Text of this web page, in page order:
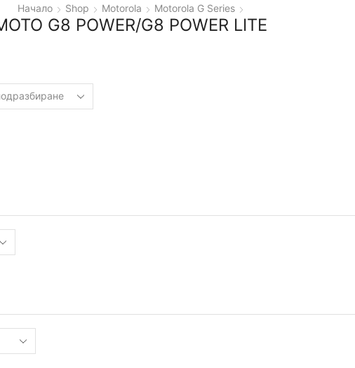
Начало Shop Motorola Motorola G Series
G8 POWER/G8 POWER LITE